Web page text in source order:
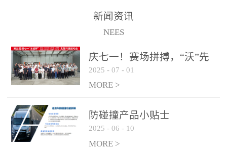
限公司承担。 以下设备
为润沃达AWE制氢设备系
子、化工、冶金、建材等
行业的制氢 / 制氧设备，
纯化后可达到99.999%氢气
用需求。 气液
分离系统
纯化系统
新闻资讯
NEES
庆七一！赛场拼搏，“沃”先
行！
2025 - 07 - 01
MORE >
防碰撞产品小贴士
2025 - 06 - 10
MORE >